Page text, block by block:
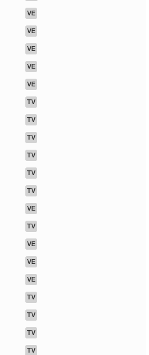
VE
VE
VE
VE
VE
TV
TV
TV
TV
TV
TV
VE
TV
VE
VE
VE
TV
TV
TV
TV